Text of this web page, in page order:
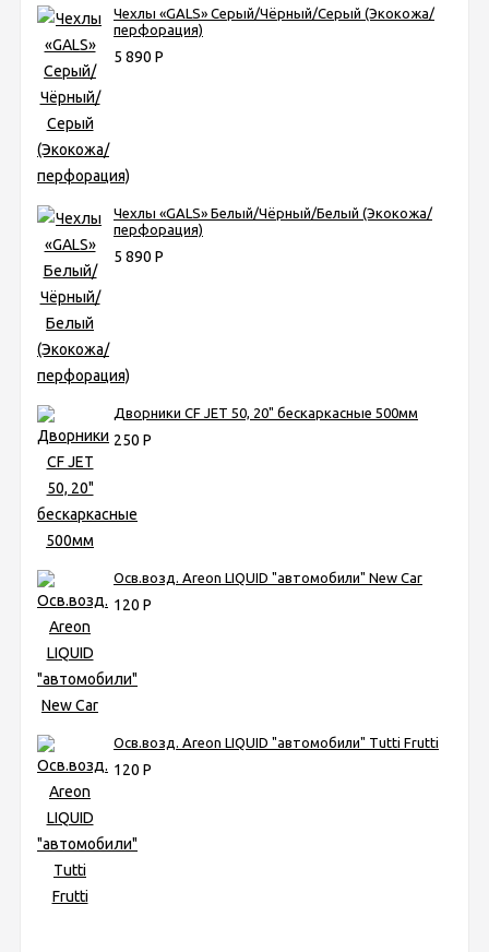
Чехлы «GALS» Серый/Чёрный/Серый (Экокожа/
перфорация)
5 890 Р
Чехлы «GALS» Белый/Чёрный/Белый (Экокожа/
перфорация)
5 890 Р
Дворники CF JET 50, 20" бескаркасные 500мм
250 Р
Осв.возд. Areon LIQUID "автомобили" New Car
120 Р
Осв.возд. Areon LIQUID "автомобили" Tutti Frutti
120 Р